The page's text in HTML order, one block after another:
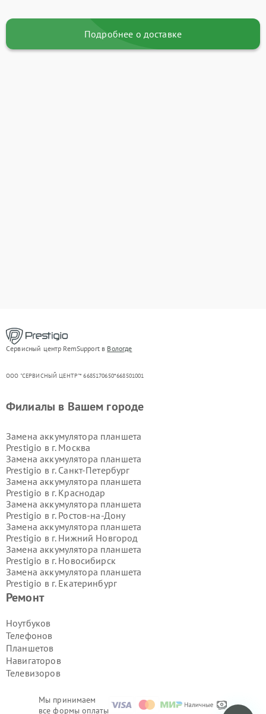
Подробнее о доставке
Сервисный центр RemSupport в Вологде
ООО "СЕРВИСНЫЙ ЦЕНТР"* 6685170650*668501001
Мы принимаем
все формы оплаты
Ремонт
Ноутбуков
Телефонов
Планшетов
Навигаторов
Телевизоров
Филиалы в Вашем городе
Замена аккумулятора планшета
Prestigio в г. Москва
Замена аккумулятора планшета
Prestigio в г. Санкт-Петербург
Замена аккумулятора планшета
Prestigio в г. Краснодар
Замена аккумулятора планшета
Prestigio в г. Ростов-на-Дону
Замена аккумулятора планшета
Prestigio в г. Нижний Новгород
Замена аккумулятора планшета
Prestigio в г. Новосибирск
Замена аккумулятора планшета
Prestigio в г. Екатеринбург
Замена аккумулятора планшета
Замена аккумулятора планшета
Prestigio в г.
Замена аккумулятора планшета
Prestigio в г.
Замена аккумулятора планшета
Prestigio в г.Самара
Prestigio в г.Пермь
Замена аккумулятора планшета